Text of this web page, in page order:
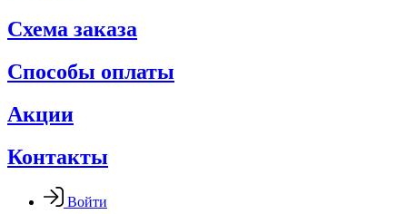
Схема заказа
Способы оплаты
Акции
Контакты
Войти